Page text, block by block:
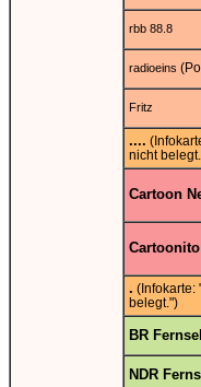
rbb 88.8
radioeins
Fritz
....
nicht
Cartoon
Cartoonito
. (Infokarte:
belegt.")
BR
NDR